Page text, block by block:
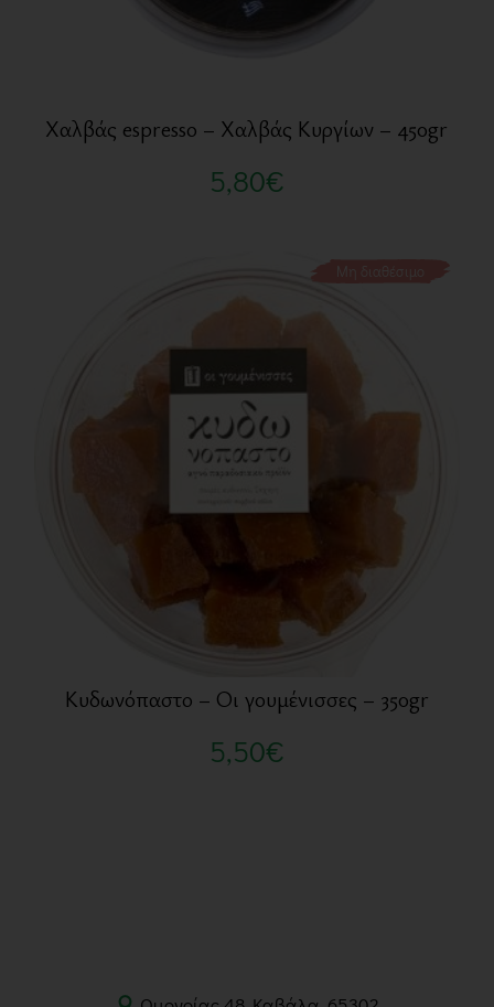
Χαλβάς espresso – Χαλβάς Κυργίων – 450gr
5,80€
Μη διαθέσιμο
Κυδωνόπαστο – Οι γουμένισσες – 350gr
5,50€